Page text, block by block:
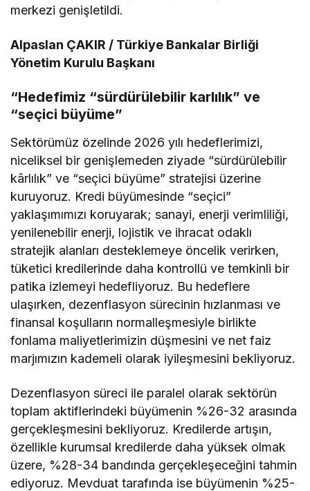
merkezi genişletildi.
Alpaslan ÇAKIR / Türkiye Bankalar Birliği
Yönetim Kurulu Başkanı
“Hedefimiz “sürdürülebilir karlılık” ve
“seçici büyüme”
Sektörümüz özelinde 2026 yılı hedeflerimizi,
niceliksel bir genişlemeden ziyade “sürdürülebilir
kârlılık” ve “seçici büyüme” stratejisi üzerine
kuruyoruz. Kredi büyümesinde “seçici”
yaklaşımımızı koruyarak; sanayi, enerji verimliliği,
yenilenebilir enerji, lojistik ve ihracat odaklı
stratejik alanları desteklemeye öncelik verirken,
tüketici kredilerinde daha kontrollü ve temkinli bir
patika izlemeyi hedefliyoruz. Bu hedeflere
ulaşırken, dezenflasyon sürecinin hızlanması ve
finansal koşulların normalleşmesiyle birlikte
fonlama maliyetlerimizin düşmesini ve net faiz
marjımızın kademeli olarak iyileşmesini bekliyoruz.
Dezenflasyon süreci ile paralel olarak sektörün
toplam aktiflerindeki büyümenin %26-32 arasında
gerçekleşmesini bekliyoruz. Kredilerde artışın,
özellikle kurumsal kredilerde daha yüksek olmak
üzere, %28-34 bandında gerçekleşeceğini tahmin
ediyoruz. Mevduat tarafında ise büyümenin %25-